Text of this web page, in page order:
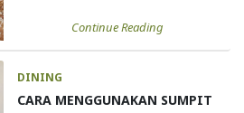
Continue Reading
DINING
CARA MENGGUNAKAN SUMPIT